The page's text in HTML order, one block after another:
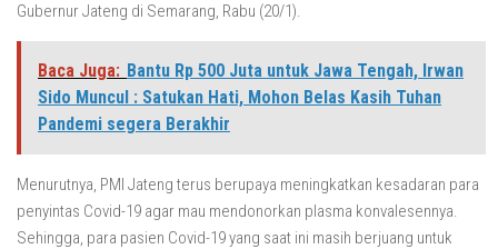
Gubernur Jateng di Semarang, Rabu (20/1).
Baca Juga: Bantu Rp 500 Juta untuk Jawa Tengah, Irwan
Sido Muncul : Satukan Hati, Mohon Belas Kasih Tuhan
Pandemi segera Berakhir
Menurutnya, PMI Jateng terus berupaya meningkatkan kesadaran para
penyintas Covid-19 agar mau mendonorkan plasma konvalesennya.
Sehingga, para pasien Covid-19 yang saat ini masih berjuang untuk